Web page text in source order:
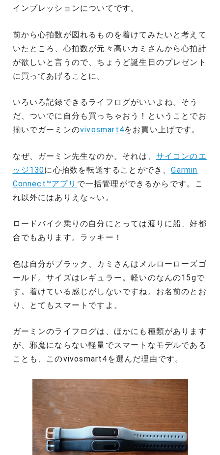
インプレッションについてです。
前から心拍数が図れるものを着けてみたいと考えて
いたところ、心拍数が元々高いカミさんから心拍計
が欲しいと言うので、ちょうど誕生日のプレゼント
に買ってあげることに。
いろいろ記録できるライフログがいいよね。そう
だ、ついでに自分も買っちゃおう！ということでお
揃いでガーミンのvivosmart4をお買い上げです。
なぜ、ガーミン先生なのか。それは、 サイコンのエ
ッジ130に心拍数を転送することができ、Garmin
Connect™アプリ で一括管理ができるからです。こ
れ以外にはありえな～い。
ロードバイク乗りの自分にとっては渡りに船、好都
合でもあります。ラッキー！
色は自分がブラック、カミさんはメルローローズゴ
ールド。サイズはレギュラー。軽いのなんの15gで
す。着けている感じがしないですね。お名前のとお
り、とてもスマートですよ。
ガーミンのライフログは、ほかにも種類があります
が、邪魔にならない軽量でスマートなモデルである
ことも、このvivosmart4を選んだ理由です。